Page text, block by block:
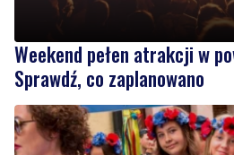
Weekend pełen atrakcji w
Sprawdź, co zaplanowano